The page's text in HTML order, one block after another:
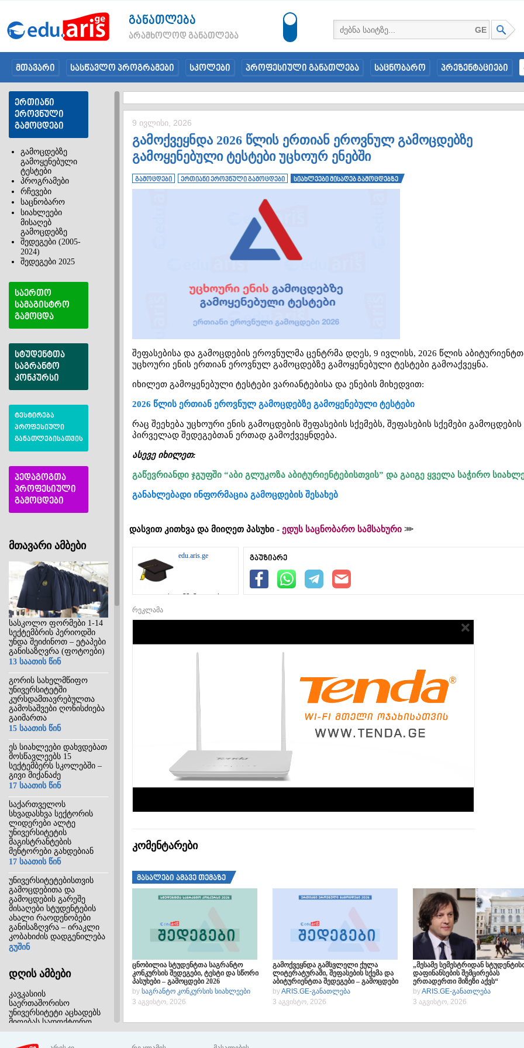
განათლება
არამხოლოდ განათლება
GE
მთავარი სასწავლო პროგრამები სკოლები პროფესიული განათლება საცნობარო პრეზენტაციები
ერთიანი
ეროვნული
გამოცდები
გამოცდებზე
გამოყენებული
ტესტები
პროგრამები
რჩევები
საცნობარო
სიახლეები
მისაღებ
გამოცდებზე
შედეგები (2005-
2024)
შედეგები 2025
საერთო
სამაგისტრო
გამოცდა
სტუდენტთა
საგრანტო
კონკურსი
ტესტირება
პროფესიული
განათლებისათვის
პედაგოგთა
პროფესიული
გამოცდები
მთავარი ამბები
სასკოლო ფორმები 1-14
სექტემბრის პერიოდში
უნდა შეიძინოთ – ეტაპები
განისაზღვრა (ფოტოები)
13 საათის წინ
გორის სახელმწიფო
უნივერსიტეტში
კურსდამთავრებულთა
გამოსაშვები ღონისძიება
გაიმართა
15 საათის წინ
ეს სიახლეები დახვდებათ
მოსწავლეებს 15
სექტემბერს სკოლებში –
გივი მიქანაძე
17 საათის წინ
საქართველოს
სხვადასხვა სექტორის
ლიდერები ალტე
უნივერსიტეტის
მაგისტრანტების
მენტორები გახდებიან
17 საათის წინ
უნივერსიტეტებისთვის
გამოცდებითა და
გამოცდების გარეშე
მისაღები სტუდენტების
ახალი რაოდენობები
განისაზღვრა – ირაკლი
კობახიძის დადგენილება
გუშინ
დღის ამბები
კავკასიის
საერთაშორისო
უნივერსიტეტი აცხადებს
მიღებას სადოქტორო
პროგრამებზე
გუშინ
9 ივლისი, 2026
გამოქვეყნდა 2026 წლის ერთიან ეროვნულ გამოცდებზე
გამოყენებული ტესტები უცხოურ ენებში
გამოცდები ერთიანი ეროვნული გამოცდები სიახლეები მისაღებ გამოცდებზე
შეფასებისა და გამოცდების ეროვნულმა ცენტრმა დღეს, 9 ივლისს, 2026 წლის
უცხოური ენის ერთიან ეროვნულ გამოცდებზე გამოყენებული ტესტები გამოაქვეყნა.
იხილეთ გამოყენებული ტესტები ვარიანტებისა და ენების მიხედვით:
2026 წლის ერთიან ეროვნულ გამოცდებზე გამოყენებული ტესტები
რაც შეეხება უცხოური ენის გამოცდების შეფასების სქემებს, შეფასების სქემები გამოცდების
პირველად შედეგებთან ერთად გამოქვეყნდება.
ასევე იხილეთ:
გაწევრიანდი ჯგუფში “აბი გლუკოზა აბიტურიენტებისთვის” და გაიგე ყველა საჭირო
განახლებადი ინფორმაცია გამოცდების შესახებ
დასვით კითხვა და მიიღეთ პასუხი - ედუს საცნობარო სამსახური
edu.aris.ge
საგანმანათლებლო
გაუზიარე
რეკლამა
კომენტარები
მასალები ამავე თემაზე
ცნობილია სტუდენტთა საგრანტო
კონკურსის შედეგები, ტესტი და სწორი
პასუხები – გამოცდები 2026
by საგრანტო კონკურსის სიახლეები
3 აგვისტო, 2026
გამოქვეყნდა გამსვლელი ქულა
ლიტერატურაში, შეფასების სქემა და
აბიტურიენტთა შედეგები – გამოცდები
2026
byARIS.GE-განათლება
3 აგვისტო, 2026
„მესამე სემესტრიდან
დაფინანსების შემცირებას
ერთადერთი მიზეზი აქვს“
byARIS.GE-განათლება
3 აგვისტო, 2026